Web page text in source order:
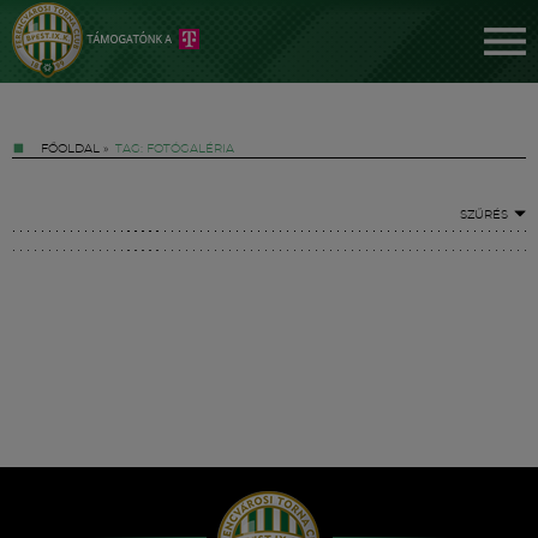
FŐOLDAL » TAG: FOTÓGALÉRIA
SZŰRÉS
Hírek